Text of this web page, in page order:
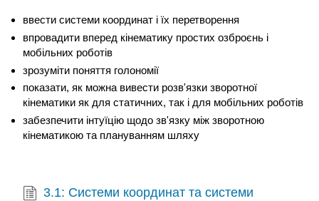
ввести системи координат і їх перетворення
впровадити вперед кінематику простих озброєнь і
мобільних роботів
зрозуміти поняття голономії
показати, як можна вивести розв'язки зворотної
кінематики як для статичних, так і для мобільних роботів
забезпечити інтуїцію щодо зв'язку між зворотною
кінематикою та плануванням шляху
3.1: Системи координат та системи